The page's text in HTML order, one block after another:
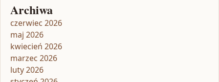
Archiwa
czerwiec 2026
maj 2026
kwiecień 2026
marzec 2026
luty 2026